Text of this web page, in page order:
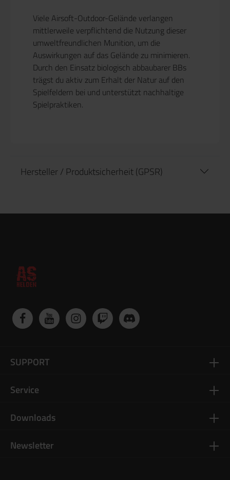
Viele Airsoft-Outdoor-Gelände verlangen
mittlerweile verpflichtend die Nutzung dieser
umweltfreundlichen Munition, um die
Auswirkungen auf das Gelände zu minimieren.
Durch den Einsatz biologisch abbaubarer BBs
trägst du aktiv zum Erhalt der Natur auf den
Spielfeldern bei und unterstützt nachhaltige
Spielpraktiken.
Hersteller / Produktsicherheit (GPSR)
Newsletter
SUPPORT
Service
Downloads